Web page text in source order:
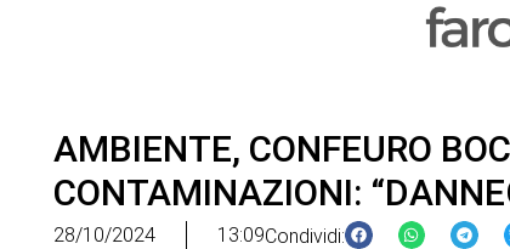
AMBIENTE, CONFEURO
CONTAMINAZIONI:
28/10/2024 13:09Condividi: